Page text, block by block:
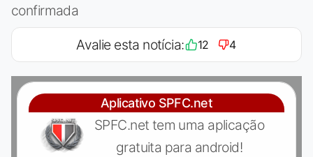
confirmada
Avalie esta notícia: 12 4
Aplicativo SPFC.net
SPFC.net tem uma aplicação
gratuita para android!